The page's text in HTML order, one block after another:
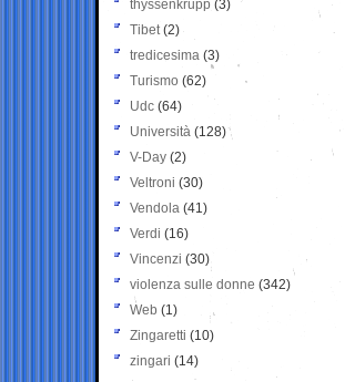
thyssenkrupp (3)
Tibet(2)
tredicesima (3)
Turismo (62)
Udc (64)
Università (128)
V-Day (2)
Veltroni (30)
Vendola (41)
Verdi (16)
Vincenzi (30)
violenza sulle donne (342)
Web (1)
Zingaretti (10)
zingari (14)